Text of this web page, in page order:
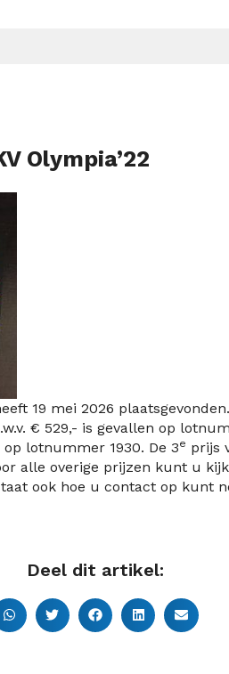
Olympia’22
19 mei 2026 plaatsgevonden.
€ 529,- is gevallen op
lotnummer 1930. De 3e prijs
alle overige prijzen kunt u
ook hoe u contact op kunt
Deel dit artikel: